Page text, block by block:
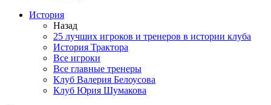
История
Назад
25 лучших игроков и тренеров в истории клуба
История Трактора
Все игроки
Все главные тренеры
Клуб Валерия Белоусова
Клуб Юрия Шумакова